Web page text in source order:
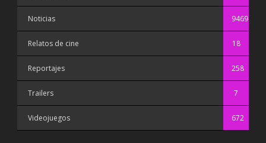
Noticias 9469
Relatos de cine 18
Reportajes 258
Trailers 7
Videojuegos 672